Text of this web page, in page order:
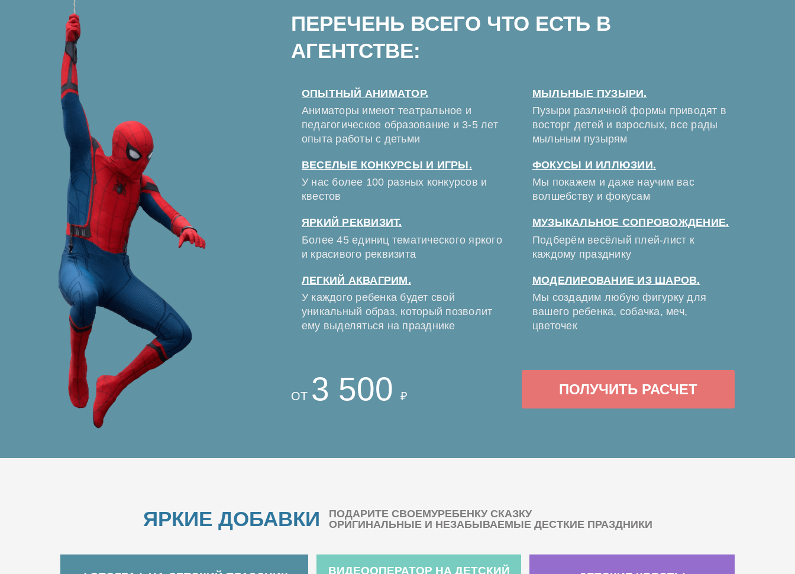
ПЕРЕЧЕНЬ ВСЕГО ЧТО ЕСТЬ В
АГЕНТСТВЕ:
ОПЫТНЫЙ АНИМАТОР.
Аниматоры имеют театральное и
педагогическое образование и 3-5 лет
опыта работы с детьми
ВЕСЕЛЫЕ КОНКУРСЫ И ИГРЫ.
У нас более 100 разных конкурсов и
квестов
ЯРКИЙ РЕКВИЗИТ.
Более 45 единиц тематического яркого
и красивого реквизита
ЛЕГКИЙ АКВАГРИМ.
У каждого ребенка будет свой
уникальный образ, который позволит
ему выделяться на празднике
МЫЛЬНЫЕ ПУЗЫРИ.
Пузыри различной формы приводят в
восторг детей и взрослых, все рады
мыльным пузырям
ФОКУСЫ И ИЛЛЮЗИИ.
Мы покажем и даже научим вас
волшебству и фокусам
МУЗЫКАЛЬНОЕ СОПРОВОЖДЕНИЕ.
Подберём весёлый плей-лист к
каждому празднику
МОДЕЛИРОВАНИЕ ИЗ ШАРОВ.
Мы создадим любую фигурку для
вашего ребенка, собачка, меч,
цветочек
ОТ 3 500 ₽ ПОЛУЧИТЬ РАСЧЕТ
ЯРКИЕ ДОБАВКИ
ПОДАРИТЕ СВОЕМУРЕБЕНКУ СКАЗКУ
ОРИГИНАЛЬНЫЕ И НЕЗАБЫВАЕМЫЕ ДЕСТКИЕ ПРАЗДНИКИ
ВИДЕООПЕРАТОР НА ДЕТСКИЙ